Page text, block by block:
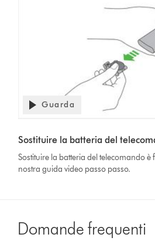
Transcript
ApriGuarda
Sostituire la batteria del
Sostituire la batteria del telecomando è
nostra guida video passo passo.
Domande frequenti